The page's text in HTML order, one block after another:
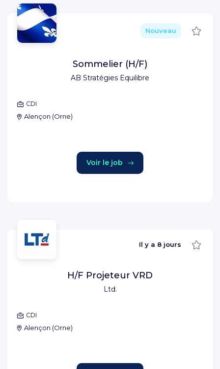
AB Stratégies Equilibre
Nouveau
Sommelier (H/F)
CDI
Alençon (Orne)
Voir le job
Ltd.
Il y a 8 jours
H/F Projeteur VRD
CDI
Alençon (Orne)